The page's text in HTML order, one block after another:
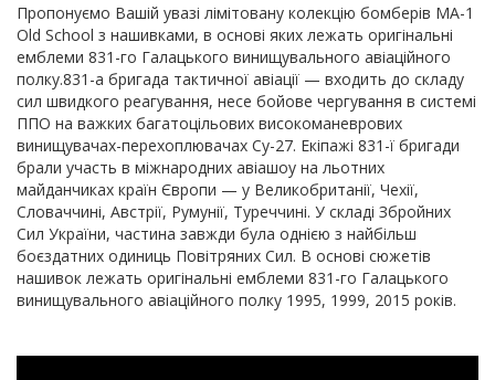
Пропонуємо Вашій увазі лімітовану колекцію бомберів MA-1
Old School з нашивками, в основі яких лежать оригінальні
емблеми 831-го Галацького винищувального авіаційного
полку.831-а бригада тактичної авіації — входить до складу
сил швидкого реагування, несе бойове чергування в системі
ППО на важких багатоцільових високоманеврових
винищувачах-перехоплювачах Су-27. Екіпажі 831-ї бригади
брали участь в міжнародних авіашоу на льотних
майданчиках країн Європи — у Великобританії, Чехії,
Словаччині, Австрії, Румунії, Туреччині. У складі Збройних
Сил України, частина завжди була однією з найбільш
боєздатних одиниць Повітряних Сил. В основі сюжетів
нашивок лежать оригінальні емблеми 831-го Галацького
винищувального авіаційного полку 1995, 1999, 2015 років.